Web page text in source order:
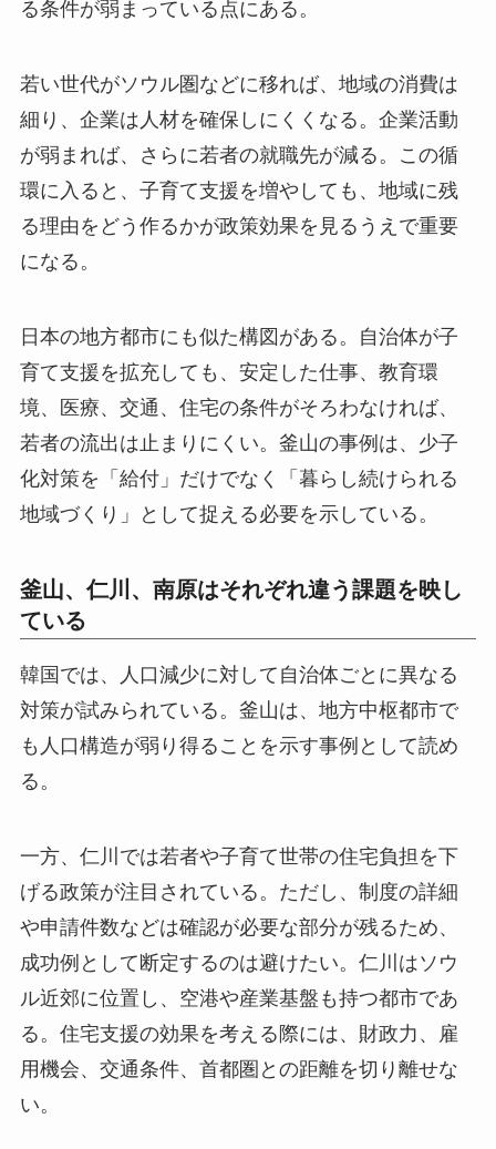
る条件が弱まっている点にある。
若い世代がソウル圏などに移れば、地域の消費は
細り、企業は人材を確保しにくくなる。企業活動
が弱まれば、さらに若者の就職先が減る。この循
環に入ると、子育て支援を増やしても、地域に残
る理由をどう作るかが政策効果を見るうえで重要
になる。
日本の地方都市にも似た構図がある。自治体が子
育て支援を拡充しても、安定した仕事、教育環
境、医療、交通、住宅の条件がそろわなければ、
若者の流出は止まりにくい。釜山の事例は、少子
化対策を「給付」だけでなく「暮らし続けられる
地域づくり」として捉える必要を示している。
釜山、仁川、南原はそれぞれ違う課題を映し
ている
韓国では、人口減少に対して自治体ごとに異なる
対策が試みられている。釜山は、地方中枢都市で
も人口構造が弱り得ることを示す事例として読め
る。
一方、仁川では若者や子育て世帯の住宅負担を下
げる政策が注目されている。ただし、制度の詳細
や申請件数などは確認が必要な部分が残るため、
成功例として断定するのは避けたい。仁川はソウ
ル近郊に位置し、空港や産業基盤も持つ都市であ
る。住宅支援の効果を考える際には、財政力、雇
用機会、交通条件、首都圏との距離を切り離せな
い。